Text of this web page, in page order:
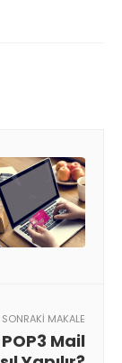
SONRAKI MAKALE
Mail